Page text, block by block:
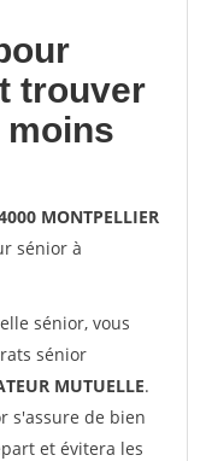
trouver
moins
MONTPELLIER
sénior à
sénior, vous
sénior
MUTUELLE.
s'assure de bien
et évitera les